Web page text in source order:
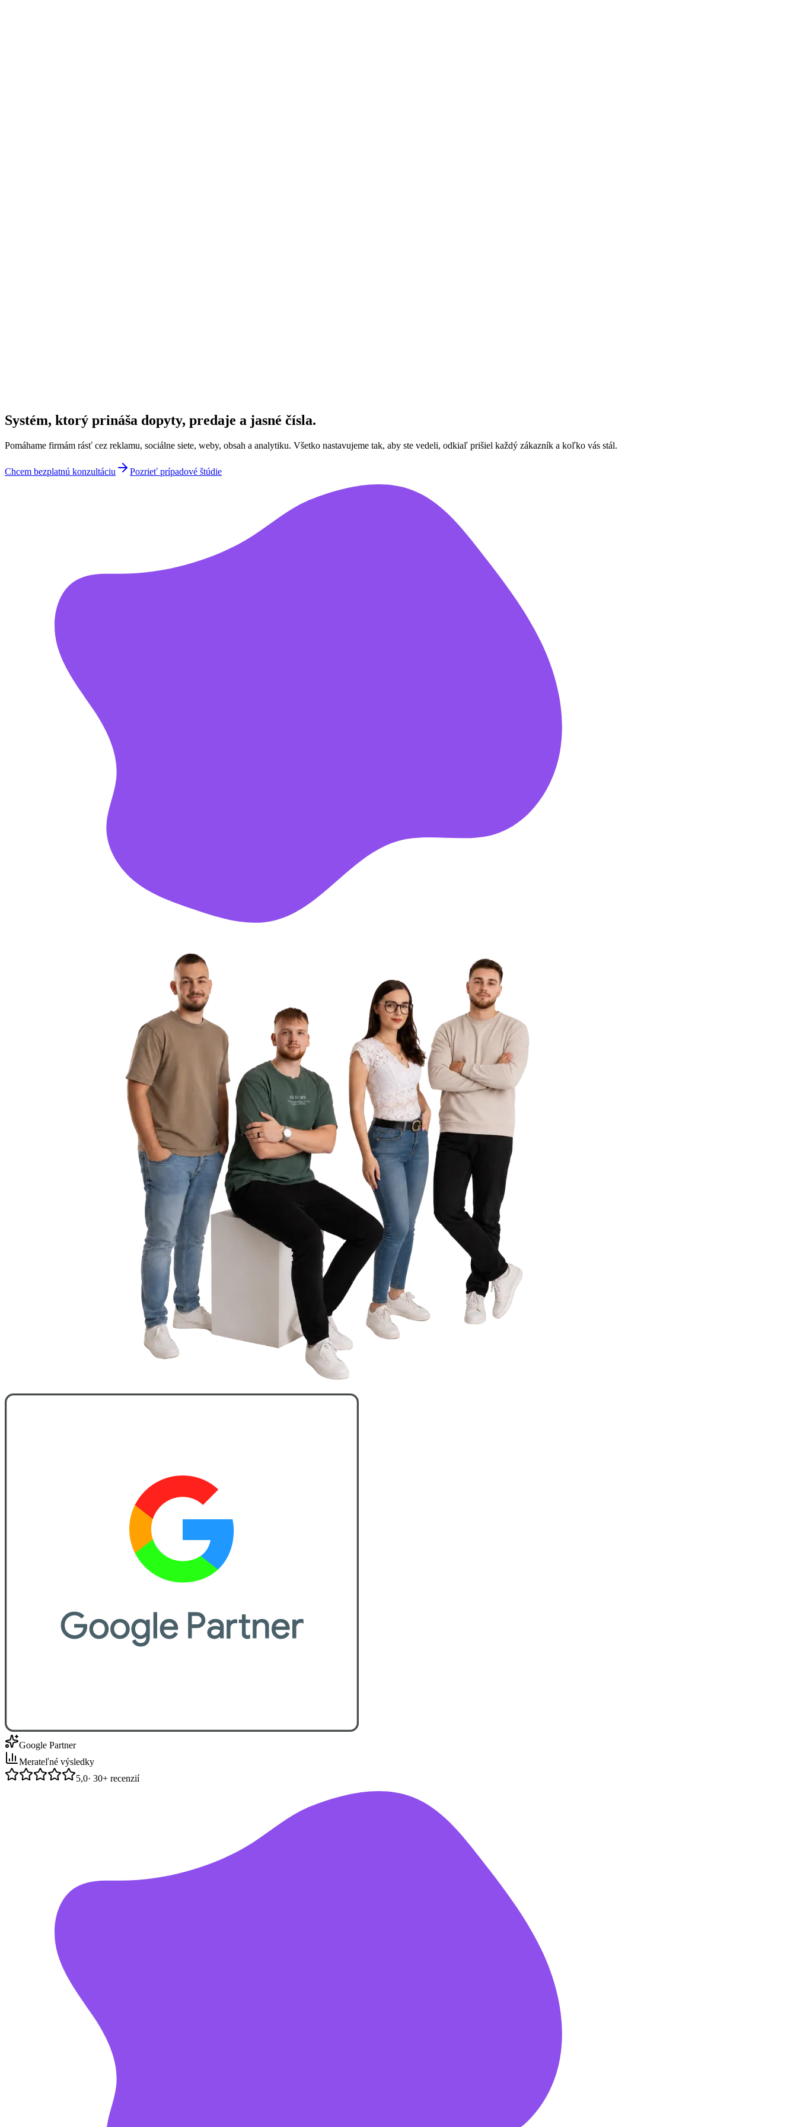
Systém, ktorý prináša dopyty, predaje a jasné čísla.
Pomáhame firmám rásť cez reklamu, sociálne siete, weby, obsah a analytiku. Všetko nastavujeme tak, aby ste vedeli, odkiaľ prišiel každý zákazník a koľko vás stál.
Chcem bezplatnú konzultáciu Pozrieť prípadové štúdie
Google Partner
Merateľné výsledky
5,0· 30+ recenzií